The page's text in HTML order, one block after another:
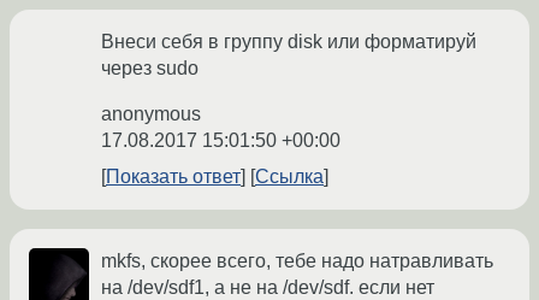
Внеси себя в группу disk или форматируй
через sudo
anonymous
17.08.2017 15:01:50 +00:00
Показать ответ
Ссылка
mkfs, скорее всего, тебе надо натравливать
на /dev/sdf1, а не на /dev/sdf. если нет